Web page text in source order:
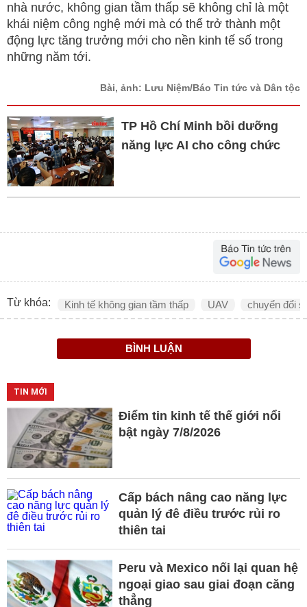
nhà nước, không gian tầm thấp sẽ không chỉ là một
khái niệm công nghệ mới mà có thể trở thành một
động lực tăng trưởng mới cho nền kinh tế số trong
những năm tới.
Bài, ảnh: Lưu Niệm/Báo Tin tức và Dân tộc
TP Hồ Chí Minh bồi dưỡng
năng lực AI cho công chức
Từ khóa: Kinh tế không gian tầm thấp UAV chuyển đổi
BÌNH LUẬN
TIN MỚI
Điểm tin kinh tế thế giới nổi
bật ngày 7/8/2026
Cấp bách nâng cao năng lực
quản lý đê điều trước rủi ro
thiên tai
Peru và Mexico nối lại quan hệ
ngoại giao sau giai đoạn căng
thẳng